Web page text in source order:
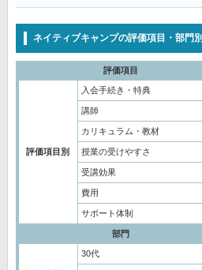
ネイティブキャンプの評価項目・部門
評価項目
評価項目別
入会手続き・特典
講師
カリキュラム・教材
授業の受けやすさ
受講効果
費用
サポート体制
部門
30代